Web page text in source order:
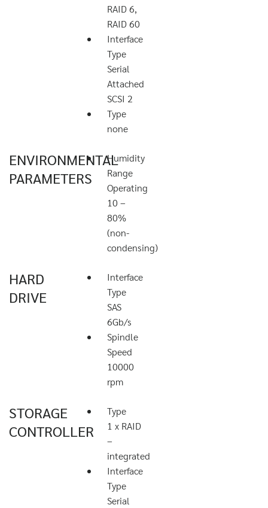
RAID 6,
RAID 60
Interface
Type
Serial
Attached
SCSI 2
Type
none
ENVIRONMENTAL
PARAMETERS
Humidity
Range
Operating
10 –
80%
(non-
condensing)
HARD
DRIVE
Interface
Type
SAS
6Gb/s
Spindle
Speed
10000
rpm
STORAGE
CONTROLLER
Type
1 x RAID
–
integrated
Interface
Type
Serial